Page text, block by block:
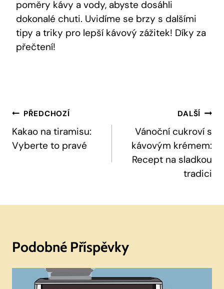
poměry kávy a vody, abyste dosáhli
dokonalé chuti. Uvidíme se brzy s dalšími
tipy a triky pro lepší kávový zážitek! Díky za
přečtení!
Navigace
Pro
Příspěvek
PŘEDCHOZÍ
Kakao na tiramisu:
Vyberte to pravé
DALŠÍ
Vánoční cukroví s
kávovým krémem:
Recept na sladkou
tradici
Podobné Příspěvky